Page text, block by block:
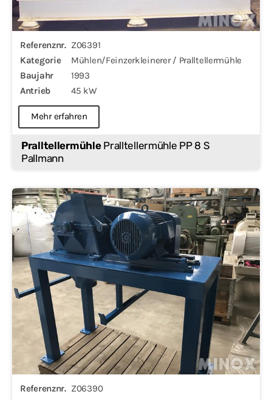
Referenznr. Z06391
Kategorie
Mühlen/Feinzerkleinerer / Pralltellermühle
Baujahr
1993
Antrieb
45 kW
Mehr erfahren
PralltellermühlePralltellermühle PP 8 S
Pallmann
Referenznr. Z06390